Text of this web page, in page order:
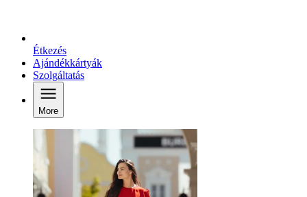
Étkezés
Ajándékkártyák
Szolgáltatás
More